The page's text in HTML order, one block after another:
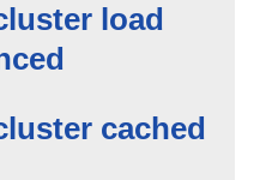
load
cached